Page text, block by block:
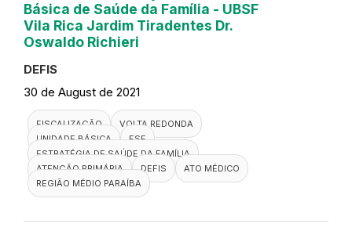
Básica de Saúde da Família - UBSF
Vila Rica Jardim Tiradentes Dr.
Oswaldo Richieri
DEFIS
30 de August de 2021
FISCALIZAÇÃO
VOLTA REDONDA
UNIDADE BÁSICA
ESF
ESTRATÉGIA DE SAÚDE DA FAMÍLIA
ATENÇÃO PRIMÁRIA
DEFIS
ATO MÉDICO
REGIÃO MÉDIO PARAÍBA